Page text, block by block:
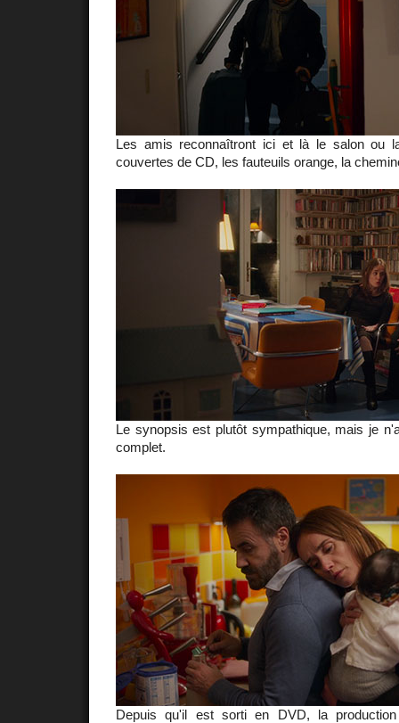
Les amis reconnaîtront ici et là le salon ou
couvertes de CD, les fauteuils orange, la
Le synopsis est plutôt sympathique, mais je
complet.
Depuis qu'il est sorti en DVD, la